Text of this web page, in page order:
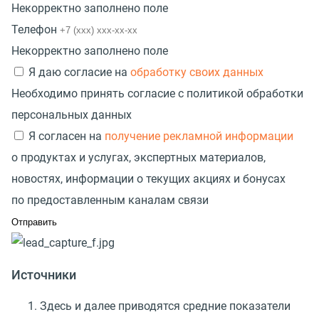
Некорректно заполнено поле
Телефон
Некорректно заполнено поле
Я даю согласие на обработку своих данных
Необходимо принять согласие с политикой обработки
персональных данных
Я согласен на получение рекламной информации
о продуктах и услугах, экспертных материалов,
новостях, информации о текущих акциях и бонусах
по предоставленным каналам связи
Источники
Здесь и далее приводятся средние показатели